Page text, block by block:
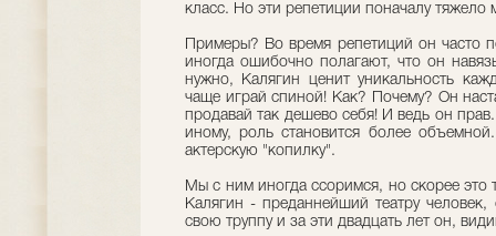
класс. Но эти репетиции поначалу тяжело
Примеры? Во время репетиций он часто
иногда ошибочно полагают, что он
нужно, Калягин ценит уникальность
чаще играй спиной! Как? Почему? Он
продавай так дешево себя! И ведь он
иному, роль становится более
актерскую "копилку".
Мы с ним иногда ссоримся, но скорее это
Калягин - преданнейший театру
свою труппу и за эти двадцать лет он,